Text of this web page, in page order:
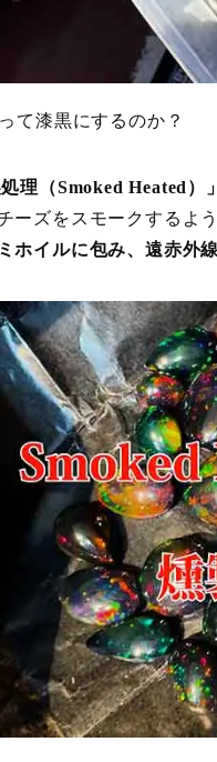
て漆黒にするのか？
処理（Smoked Heated）」
ーズをスモークするよう
ホイルに包み、遠赤外